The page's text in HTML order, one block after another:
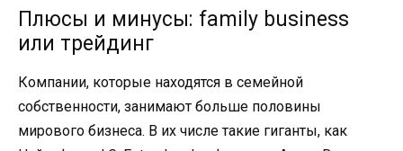
Плюсы и минусы: family business
или трейдинг
Компании, которые находятся в семейной
собственности, занимают больше половины
мирового бизнеса. В их числе такие гиганты, как